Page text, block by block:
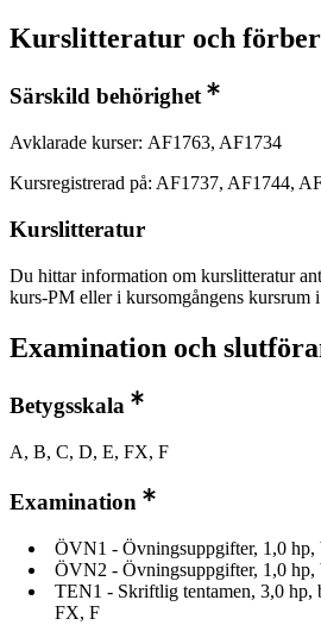
Kurslitteratur och
Särskild behörighet
Avklarade kurser: AF1763, AF1734
Kursregistrerad på: AF1737, AF1744,
Kurslitteratur
Du hittar information om kurslitteratur
kurs-PM eller i kursomgångens kursrum
Examination och
Betygsskala
A, B, C, D, E, FX, F
Examination
ÖVN1 - Övningsuppgifter, 1,0 hp,
ÖVN2 - Övningsuppgifter, 1,0 hp,
TEN1 - Skriftlig tentamen, 3,0 hp,
FX, F